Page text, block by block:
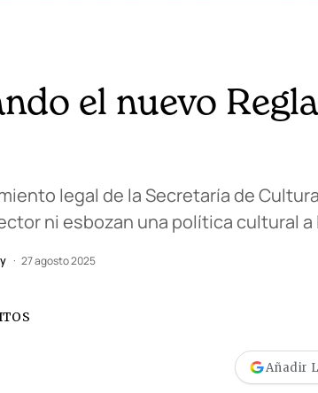
el nuevo
legal de la Secretaría de
ni esbozan una política cultural a
27 agosto 2025
Añadir